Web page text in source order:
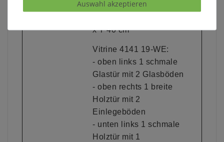
Einlegeboden
x T 40 cm
Vitrine 4141 19-WE:
- oben links 1 schmale
Glastür mit 2 Glasböden
- oben rechts 1 breite
Holztür mit 2
Einlegeböden
- unten links 1 schmale
Holztür mit 1
Auswahl akzeptieren